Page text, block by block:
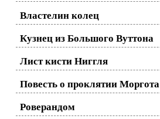
Властелин колец
Кузнец из Большого Вуттона
Лист кисти Ниггля
Повесть о проклятии Моргота
Роверандом